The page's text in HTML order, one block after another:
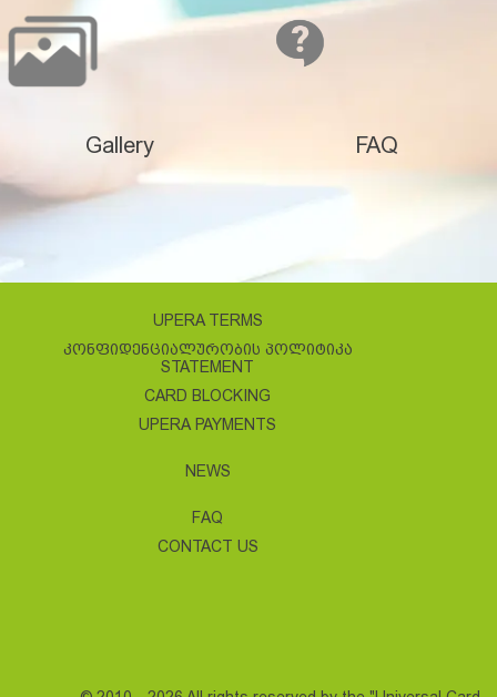
Gallery FAQ
UPERA TERMS
ᲙᲝᲜᲤᲘᲓᲔᲜᲪᲘᲐᲚᲣᲠᲝᲑᲘᲡ ᲞᲝᲚᲘᲢᲘᲙᲐ
STATEMENT
CARD BLOCKING
UPERA PAYMENTS
NEWS
FAQ
CONTACT US